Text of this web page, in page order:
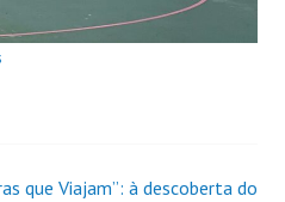
que Viajam”: à descoberta do